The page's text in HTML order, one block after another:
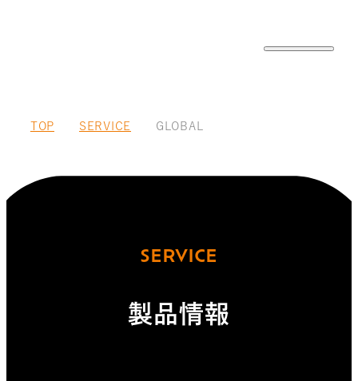
TOP SERVICE GLOBAL
SERVICE
製品情報